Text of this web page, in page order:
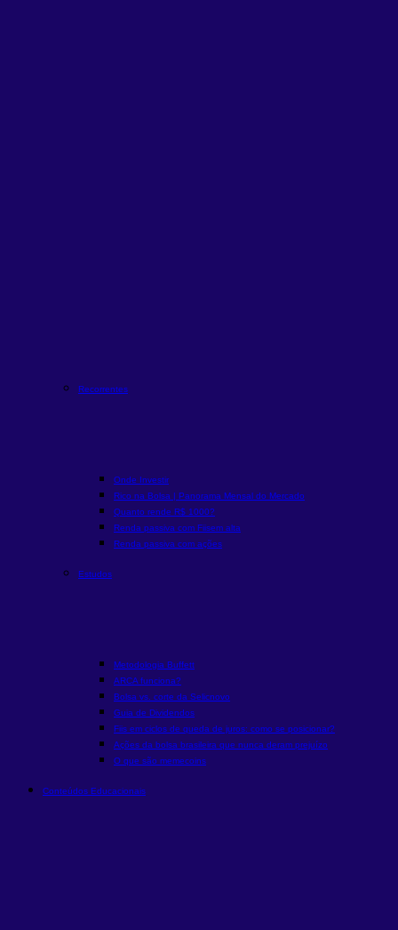
Recorrentes
Onde Investir
Rico na Bolsa | Panorama Mensal do Mercado
Quanto rende R$ 1000?
Renda passiva com Fiisem alta
Renda passiva com ações
Estudos
Metodologia Buffett
ARCA funciona?
Bolsa vs. corte da Selicnovo
Guia de Dividendos
Fiis em ciclos de queda de juros: como se posicionar?
Ações da bolsa brasileira que nunca deram prejuízo
O que são memecoins
Conteúdos Educacionais